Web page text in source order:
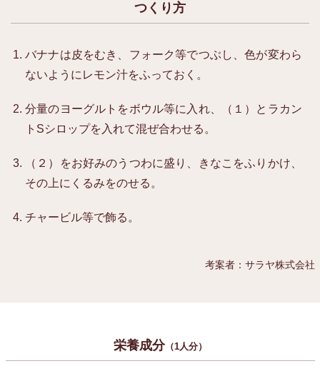
つくり方
バナナは皮をむき、フォーク等でつぶし、色が変わら
ないようにレモン汁をふっておく。
分量のヨーグルトをボウル等に入れ、（１）とラカン
トSシロップを入れて混ぜ合わせる。
（２）をお好みのうつわに盛り、きなこをふりかけ、
その上にくるみをのせる。
チャービル等で飾る。
考案者：サラヤ株式会社
栄養成分（1人分）